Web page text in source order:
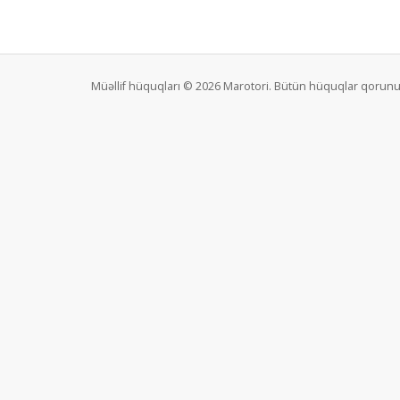
Müəllif hüquqları © 2026 Marotori. Bütün hüquqlar